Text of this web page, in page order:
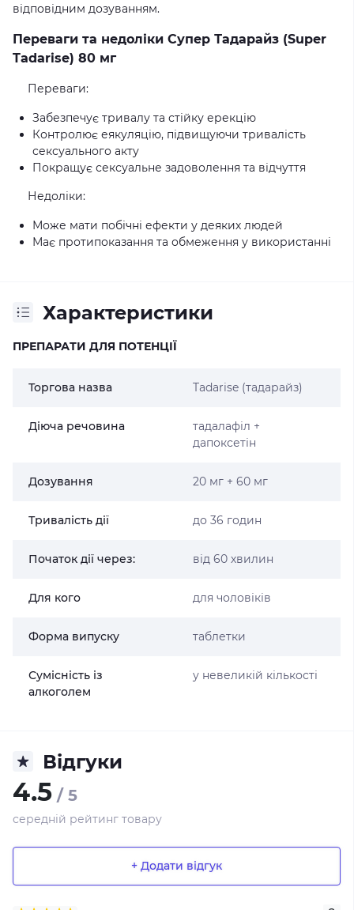
відповідним дозуванням.
Переваги та недоліки Супер Тадарайз (Super
Tadarise) 80 мг
Переваги:
Забезпечує тривалу та стійку ерекцію
Контролює еякуляцію, підвищуючи тривалість
сексуального акту
Покращує сексуальне задоволення та відчуття
Недоліки:
Може мати побічні ефекти у деяких людей
Має протипоказання та обмеження у використанні
Характеристики
ПРЕПАРАТИ ДЛЯ ПОТЕНЦІЇ
Торгова назва Tadarise (тадарайз)
Діюча речовина
тадалафіл +
дапоксетін
Дозування 20 мг + 60 мг
Тривалість дії до 36 годин
Початок дії через: від 60 хвилин
Для кого для чоловіків
Форма випуску таблетки
Сумісність із
алкоголем
у невеликій кількості
Відгуки
4.5 / 5
середній рейтинг товару
+ Додати відгук